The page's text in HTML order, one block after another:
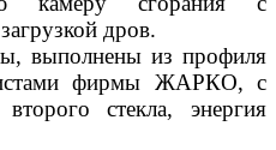
дров.
выполнены из профиля
фирмы ЖАРКО, с
стекла, энергия